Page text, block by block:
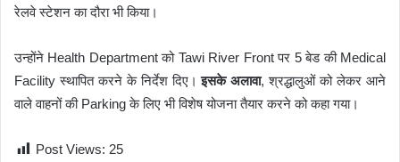
रेलवे स्टेशन का दौरा भी किया।
उन्होंने Health Department को Tawi River Front पर 5 बेड की Medical
Facility स्थापित करने के निर्देश दिए।इसके अलावा, श्रद्धालुओं को लेकर आने
वाले वाहनों की Parking के लिए भी विशेष योजना तैयार करने को कहा गया।
Post Views: 25